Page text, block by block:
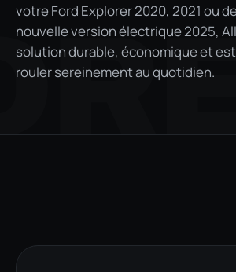
votre Ford Explorer 2020, 2021 ou
nouvelle version électrique 2025,
solution durable, économique et
rouler sereinement au quotidien.